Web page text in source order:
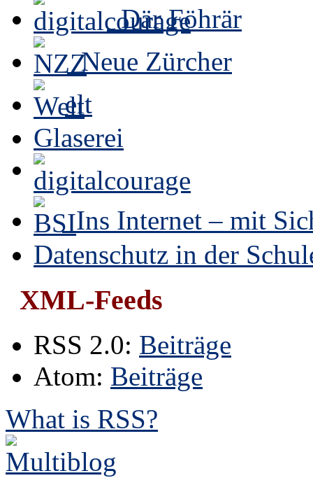
Där Föhrär
Neue Zürcher
elt
Glaserei
Ins Internet – mit
Datenschutz in der
XML-Feeds
RSS 2.0: Beiträge
Atom: Beiträge
What is RSS?